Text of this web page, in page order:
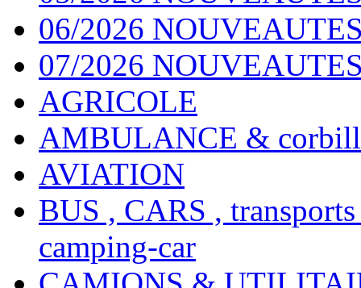
06/2026
07/2026
AGRICOLE
AMBULANCE &
AVIATION
BUS , CARS ,
camping-car